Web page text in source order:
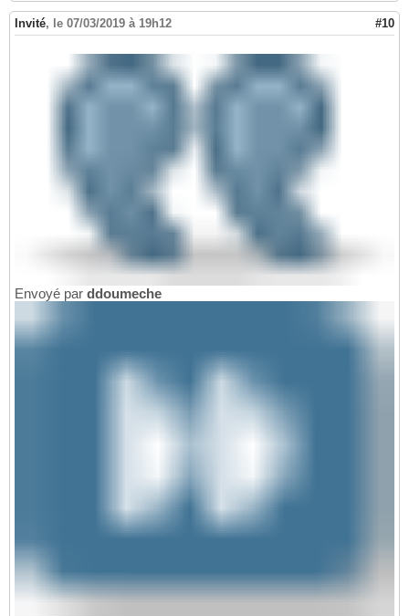
Invité, le 07/03/2019 à 19h12 #10
Envoyé par ddoumeche